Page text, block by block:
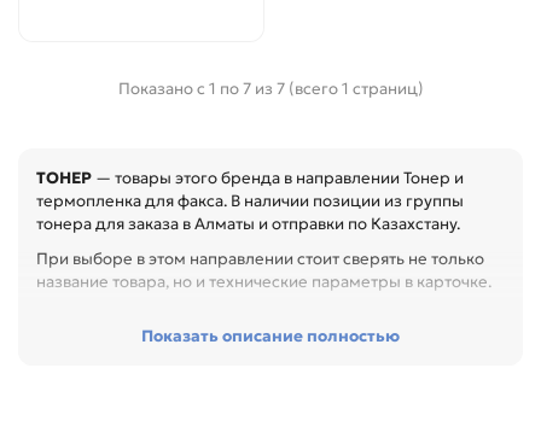
Показано с 1 по 7 из 7 (всего 1 страниц)
ТОНЕР — товары этого бренда в направлении Тонер и
термопленка для факса. В наличии позиции из группы
тонера для заказа в Алматы и отправки по Казахстану.
При выборе в этом направлении стоит сверять не только
название товара, но и технические параметры в карточке.
фасовку, серию тонера и назначение. Это помогает
Показать описание полностью